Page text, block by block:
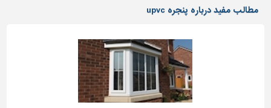
مطالب مفید درباره پنجره upvc